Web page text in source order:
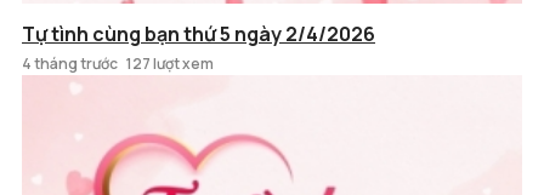
Tự tình cùng bạn thứ 5 ngày 2/4/2026
4 tháng trước 127 lượt xem